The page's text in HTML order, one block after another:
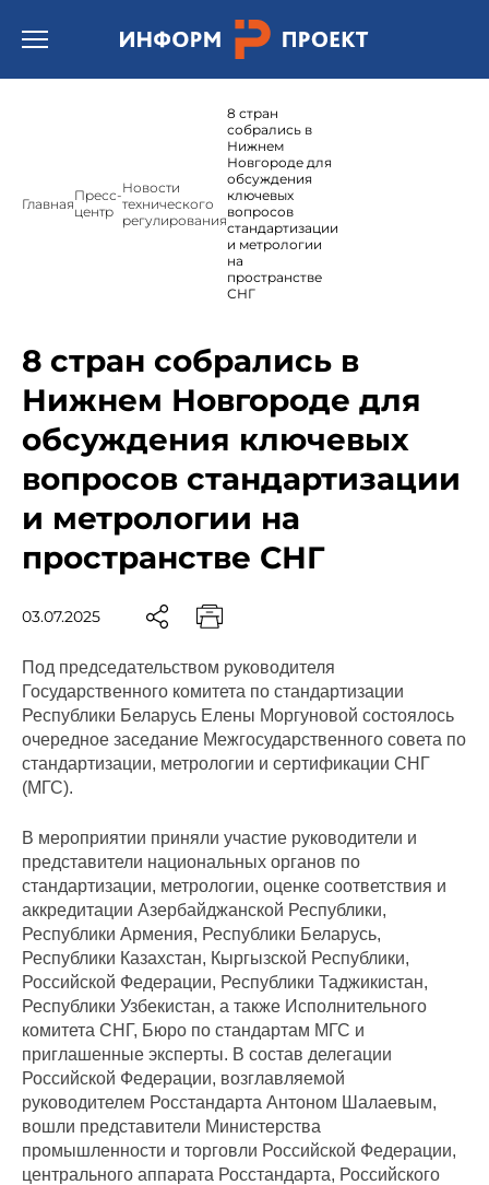
Открыть бургер меню.
ГлавнаяПресс-
центр
Новости
технического
регулирования
8 стран
собрались в
Нижнем
Новгороде для
обсуждения
ключевых
вопросов
стандартизации
и метрологии
на
пространстве
СНГ
8 стран собрались в
Нижнем Новгороде для
обсуждения ключевых
вопросов стандартизации
и метрологии на
пространстве СНГ
03.07.2025
Под председательством руководителя
Государственного комитета по стандартизации
Республики Беларусь Елены Моргуновой состоялось
очередное заседание Межгосударственного совета по
стандартизации, метрологии и сертификации СНГ
(МГС).
В мероприятии приняли участие руководители и
представители национальных органов по
стандартизации, метрологии, оценке соответствия и
аккредитации Азербайджанской Республики,
Республики Армения, Республики Беларусь,
Республики Казахстан, Кыргызской Республики,
Российской Федерации, Республики Таджикистан,
Республики Узбекистан, а также Исполнительного
комитета СНГ, Бюро по стандартам МГС и
приглашенные эксперты. В состав делегации
Российской Федерации, возглавляемой
руководителем Росстандарта Антоном Шалаевым,
вошли представители Министерства
промышленности и торговли Российской Федерации,
центрального аппарата Росстандарта, Российского